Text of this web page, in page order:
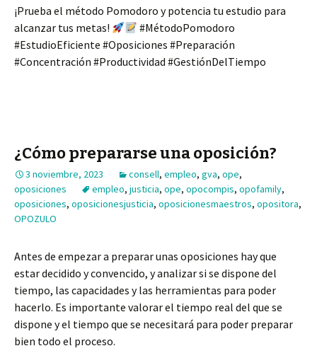
¡Prueba el método Pomodoro y potencia tu estudio para
alcanzar tus metas!
#MétodoPomodoro
#EstudioEficiente #Oposiciones #Preparación
#Concentración #Productividad #GestiónDelTiempo
¿Cómo prepararse una oposición?
3 noviembre, 2023 consell, empleo, gva, ope,
oposiciones
empleo, justicia, ope, opocompis, opofamily,
oposiciones, oposicionesjusticia, oposicionesmaestros, opositora,
OPOZULO
Antes de empezar a preparar unas oposiciones hay que
estar decidido y convencido, y analizar si se dispone del
tiempo, las capacidades y las herramientas para poder
hacerlo. Es importante valorar el tiempo real del que se
dispone y el tiempo que se necesitará para poder preparar
bien todo el proceso.